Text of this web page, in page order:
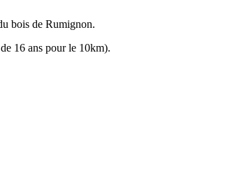
bois de Rumignon.
16 ans pour le 10km).